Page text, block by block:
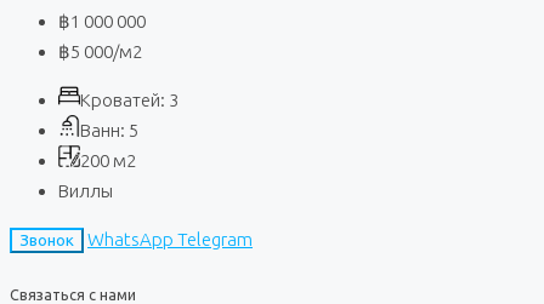
฿1 000 000
฿5 000/м2
Кроватей: 3
Ванн: 5
200 м2
Виллы
Звонок WhatsApp Telegram
Связаться с нами